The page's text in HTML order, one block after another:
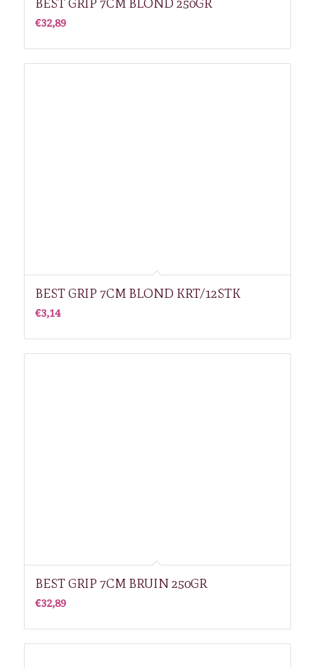
BEST GRIP 7CM BLOND 250GR
€32,89
BEST GRIP 7CM BLOND KRT/12STK
€3,14
BEST GRIP 7CM BRUIN 250GR
€32,89